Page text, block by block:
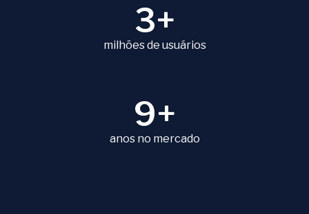
3+
milhões de usuários
9+
anos no mercado